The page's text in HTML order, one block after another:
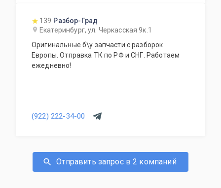
139 Разбор-Град
Екатеринбург, ул. Черкасская 9к.1
Оригинальные б\у запчасти с разборок
Европы. Отправка ТК по РФ и СНГ. Работаем
ежедневно!
(922) 222-34-00
Отправить запрос в 2 компаний